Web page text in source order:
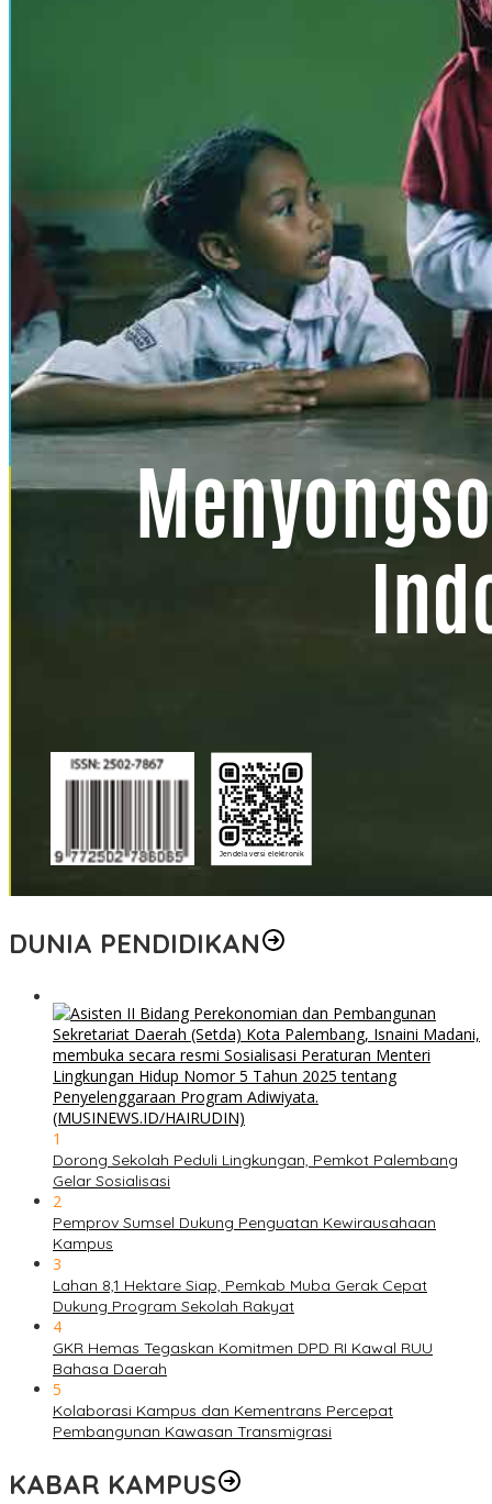
DUNIA PENDIDIKAN
1
Dorong Sekolah Peduli Lingkungan, Pemkot Palembang
Gelar Sosialisasi
2
Pemprov Sumsel Dukung Penguatan Kewirausahaan
Kampus
3
Lahan 8,1 Hektare Siap, Pemkab Muba Gerak Cepat
Dukung Program Sekolah Rakyat
4
GKR Hemas Tegaskan Komitmen DPD RI Kawal RUU
Bahasa Daerah
5
Kolaborasi Kampus dan Kementrans Percepat
Pembangunan Kawasan Transmigrasi
KABAR KAMPUS